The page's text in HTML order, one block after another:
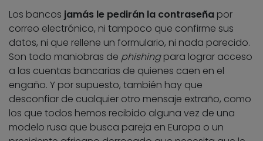
Los bancos jamás le pedirán la contraseña por
correo electrónico, ni tampoco que confirme sus
datos, ni que rellene un formulario, ni nada parecido.
Son todo maniobras de phishingpara lograr acceso
a las cuentas bancarias de quienes caen en el
engaño. Y por supuesto, también hay que
desconfiar de cualquier otro mensaje extraño, como
los que todos hemos recibido alguna vez de una
modelo rusa que busca pareja en Europa o un